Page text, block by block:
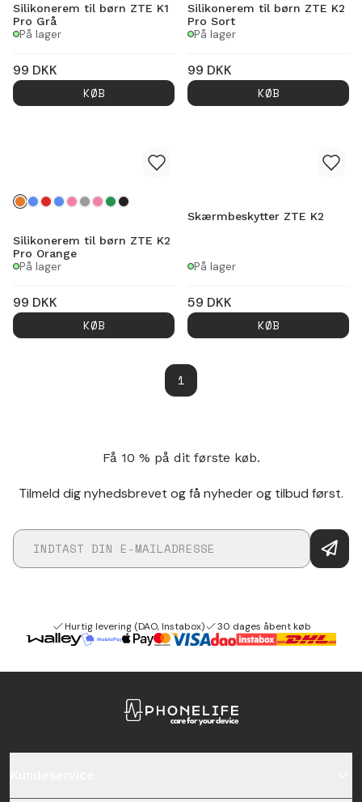
Silikonerem til børn ZTE K1
Pro Grå
På lager
99 DKK
KØB
Silikonerem til børn ZTE K2
Pro Sort
På lager
99 DKK
KØB
Silikonerem til børn ZTE K2
Pro Orange
På lager
99 DKK
KØB
Skærmbeskytter ZTE K2
På lager
59 DKK
KØB
1
Få 10 % på dit første køb.
Tilmeld dig nyhedsbrevet og få nyheder og tilbud først.
Hurtig levering (DAO, Instabox) 30 dages åbent køb